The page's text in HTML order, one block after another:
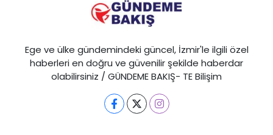
Ege ve ülke gündemindeki güncel, İzmir'le ilgili özel
haberleri en doğru ve güvenilir şekilde haberdar
olabilirsiniz / GÜNDEME BAKIŞ- TE Bilişim